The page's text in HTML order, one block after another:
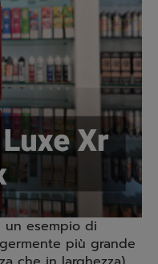
un esempio di
più grande